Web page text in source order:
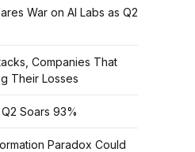
War on AI Labs as Q2
Companies That
Their Losses
Soars 93%
Paradox Could